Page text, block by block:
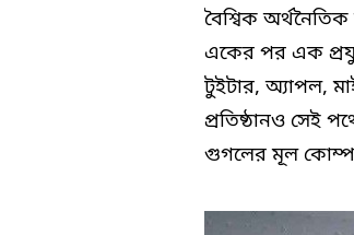
বৈশ্বিক
একের পর এক
টুইটার, অ্যাপল,
প্রতিষ্ঠানও সেই
গুগলের মূল